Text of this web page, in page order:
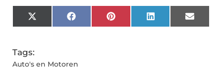
X
(Twitter)
FacebookPinterestLinkedInEmail
Tags:
Auto's en Motoren